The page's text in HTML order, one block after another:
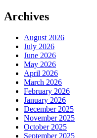
Archives
August 2026
July 2026
June 2026
May 2026
April 2026
March 2026
February 2026
January 2026
December 2025
November 2025
October 2025
September 2025